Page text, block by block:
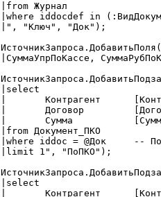
|from Журнал
|where iddocdef in
|", "Ключ", "Док");
|СуммаУпрПоКассе,
|select
|from Документ_ПКО
|where iddoc = @Док	-- Подставиться значение из поля Док строки основного запроса
|limit 1", "ПоПКО");
|select